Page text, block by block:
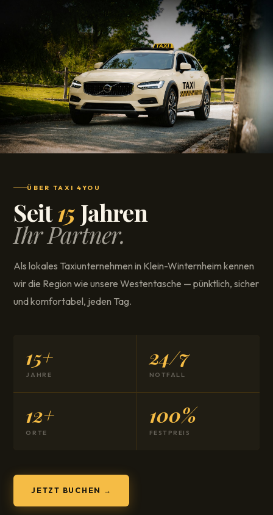
ÜBER TAXI 4YOU
Seit15Jahren
Ihr Partner.
Als lokales Taxiunternehmen in Klein-Winternheim kennen
wir die Region wie unsere Westentasche — pünktlich, sicher
und komfortabel, jeden Tag.
15+
JAHRE
24/7
NOTFALL
12+
ORTE
100%
FESTPREIS
JETZT BUCHEN →